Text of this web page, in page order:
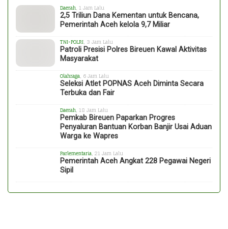
Daerah , 1 Jam Lalu
2,5 Triliun Dana Kementan untuk Bencana,
Pemerintah Aceh kelola 9,7 Miliar
TNI-POLRI , 3 Jam Lalu
Patroli Presisi Polres Bireuen Kawal Aktivitas
Masyarakat
Olahraga , 6 Jam Lalu
Seleksi Atlet POPNAS Aceh Diminta Secara
Terbuka dan Fair
Daerah , 18 Jam Lalu
Pemkab Bireuen Paparkan Progres
Penyaluran Bantuan Korban Banjir Usai Aduan
Warga ke Wapres
Parlementaria , 21 Jam Lalu
Pemerintah Aceh Angkat 228 Pegawai Negeri
Sipil